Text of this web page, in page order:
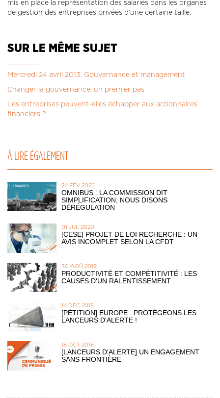
mis en place la représentation des salariés dans les organes
de gestion des entreprises privées d’une certaine taille.
SUR LE MÊME SUJET
Mercredi 24 avril 2013. Gouvernance et management
Changer la gouvernance, un premier pas
Les entreprises peuvent-elles échapper aux actionnaires
financiers ?
À LIRE ÉGALEMENT
24 FÉV 2025
OMNIBUS : LA COMMISSION DIT
SIMPLIFICATION, NOUS DISONS
DÉRÉGULATION
01 JUL 2020
[CESE] PROJET DE LOI RECHERCHE : UN
AVIS INCOMPLET SELON LA CFDT
30 AOÛ 2019
PRODUCTIVITÉ ET COMPÉTITIVITÉ : LES
CAUSES D'UN RALENTISSEMENT
14 DÉC 2018
[PÉTITION] EUROPE : PROTÉGEONS LES
LANCEURS D'ALERTE !
18 OCT 2018
[LANCEURS D'ALERTE] UN ENGAGEMENT
SANS FRONTIÈRE